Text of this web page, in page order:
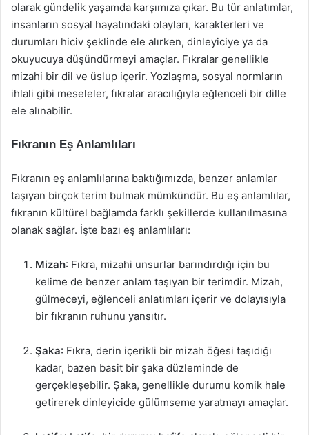
olarak gündelik yaşamda karşımıza çıkar. Bu tür anlatımlar,
insanların sosyal hayatındaki olayları, karakterleri ve
durumları hiciv şeklinde ele alırken, dinleyiciye ya da
okuyucuya düşündürmeyi amaçlar. Fıkralar genellikle
mizahi bir dil ve üslup içerir. Yozlaşma, sosyal normların
ihlali gibi meseleler, fıkralar aracılığıyla eğlenceli bir dille
ele alınabilir.
Fıkranın Eş Anlamlıları
Fıkranın eş anlamlılarına baktığımızda, benzer anlamlar
taşıyan birçok terim bulmak mümkündür. Bu eş anlamlılar,
fıkranın kültürel bağlamda farklı şekillerde kullanılmasına
olanak sağlar. İşte bazı eş anlamlıları:
Mizah: Fıkra, mizahi unsurlar barındırdığı için bu
kelime de benzer anlam taşıyan bir terimdir. Mizah,
gülmeceyi, eğlenceli anlatımları içerir ve dolayısıyla
bir fıkranın ruhunu yansıtır.
Şaka: Fıkra, derin içerikli bir mizah öğesi taşıdığı
kadar, bazen basit bir şaka düzleminde de
gerçekleşebilir. Şaka, genellikle durumu komik hale
getirerek dinleyicide gülümseme yaratmayı amaçlar.